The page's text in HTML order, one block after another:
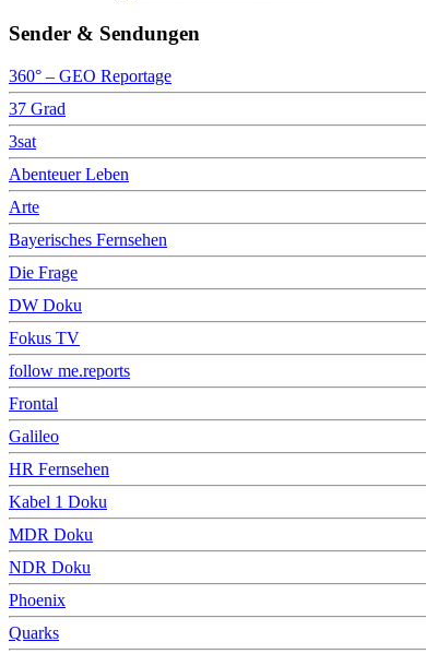
Sender & Sendungen
360° – GEO Reportage
37 Grad
3sat
Abenteuer Leben
Arte
Bayerisches Fernsehen
Die Frage
DW Doku
Fokus TV
follow me.reports
Frontal
Galileo
HR Fernsehen
Kabel 1 Doku
MDR Doku
NDR Doku
Phoenix
Quarks